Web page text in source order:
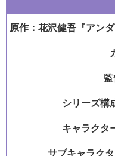
原作：花沢健吾『アン
シリーズ構
キャラクタ
サブキャラク